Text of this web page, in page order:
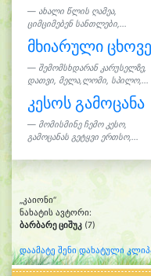
ახალი წლის ღამეა,
ციმციმებენ სანთლები,...
მხიარული
შემომსხდარან კარუსელზე,
დათვი, მელა,ლომი, სპილო,...
კესოს გამოცანა
მომისმინე ჩემო კესო,
გამოცანას გეტყვი ერთსო,...
„კაიონი“
ნახატის ავტორი:
ბარბარე ციშუკ (7)
დაამატე შენი დახატული